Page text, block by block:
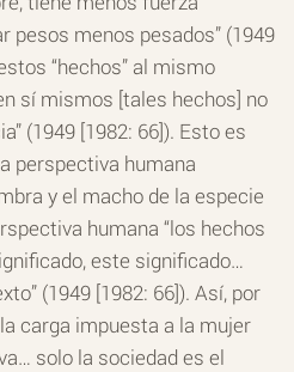
pesos menos pesados” (1949
“hechos” al mismo
sí mismos [tales hechos] no
(1949 [1982: 66]). Esto es
perspectiva humana
y el macho de la especie
humana “los hechos
este significado…
(1949 [1982: 66]). Así, por
carga impuesta a la mujer
solo la sociedad es el